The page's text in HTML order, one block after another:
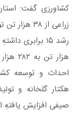
صیفی افزایش